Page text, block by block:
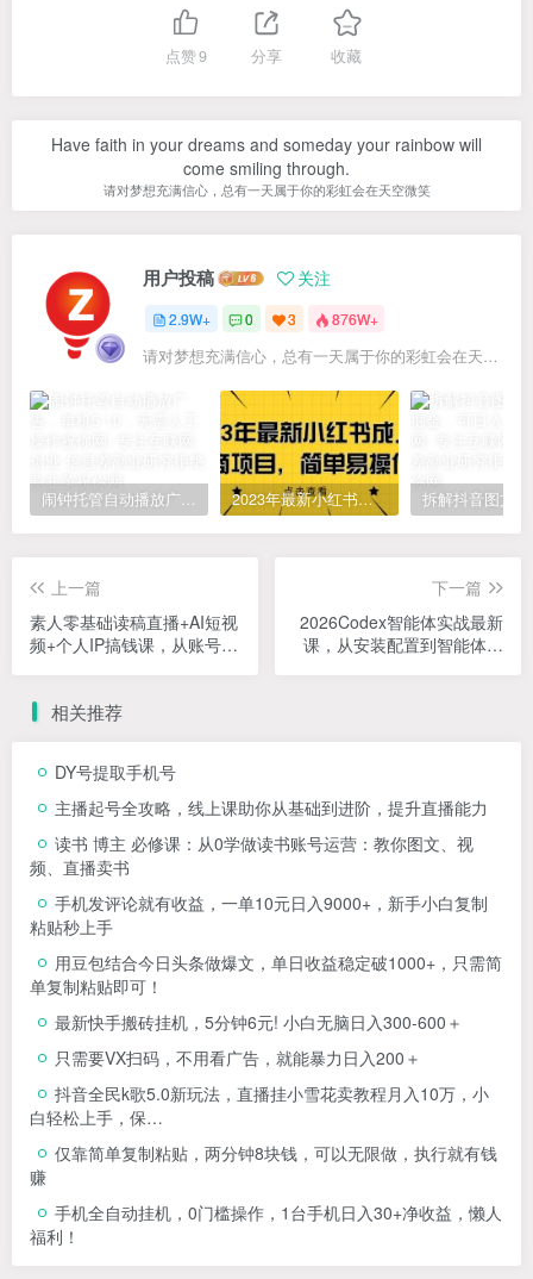
点赞9 分享 收藏
Have faith in your dreams and someday your rainbow will
come smiling through.
请对梦想充满信心，总有一天属于你的彩虹会在天空微笑
用户投稿 关注
2.9W+ 0 3 876W+
请对梦想充满信心，总有一天属于你的彩虹会在天空微笑
闹钟托管自动播放广告，单机5-10，无需人工操作 2023年最新小红书成人电商项目，简单易操作【详细教程】
上一篇
素人零基础读稿直播+AI短视
频+个人IP搞钱课，从账号准
下一篇
2026Codex智能体实战最新
课，从安装配置到智能体小
相关推荐
DY号提取手机号
主播起号全攻略，线上课助你从基础到进阶，提升直播能力
读书 博主 必修课：从0学做读书账号运营：教你图文、视
频、直播卖书
手机发评论就有收益，一单10元日入9000+，新手小白复制
粘贴秒上手
用豆包结合今日头条做爆文，单日收益稳定破1000+，只需简
单复制粘贴即可！
最新快手搬砖挂机，5分钟6元! 小白无脑日入300-600＋
只需要VX扫码，不用看广告，就能暴力日入200＋
抖音全民k歌5.0新玩法，直播挂小雪花卖教程月入10万，小
白轻松上手，保…
仅靠简单复制粘贴，两分钟8块钱，可以无限做，执行就有钱
赚
手机全自动挂机，0门槛操作，1台手机日入30+净收益，懒人
福利！